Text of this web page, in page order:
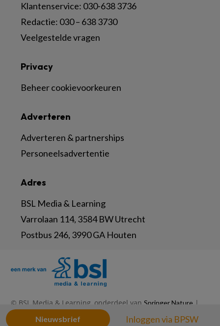
Klantenservice: 030-638 3736
Redactie: 030 – 638 3730
Veelgestelde vragen
Adres
BSL Media & Learning
Varrolaan 114, 3584 BW Utrecht
Postbus 246, 3990 GA Houten
Adverteren
Adverteren & partnerships
Personeelsadvertentie
Privacy
Beheer cookievoorkeuren
© BSL Media & Learning, onderdeel van Springer Nature |
Privacy Statement | Disclaimer|
Nieuwsbrief Inloggen via BPSW